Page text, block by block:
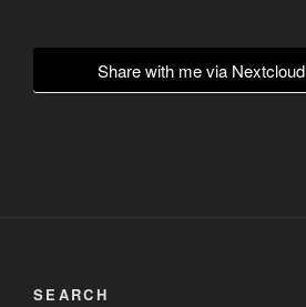
Share with me via Nextcloud
SEARCH